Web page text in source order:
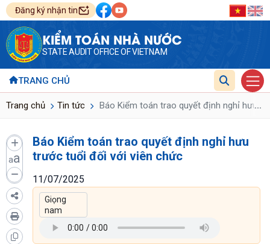
Đăng ký nhận tin
KIỂM TOÁN NHÀ NƯỚC
STATE AUDIT OFFICE OF VIETNAM
TRANG CHỦ
Trang chủ Tin tức Báo Kiểm toán trao quyết định nghỉ hưu...
aa
Báo Kiểm toán trao quyết định nghỉ hưu
trước tuổi đối với viên chức
11/07/2025